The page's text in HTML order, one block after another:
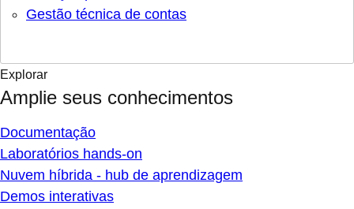
Gestão técnica de contas
Explorar
Amplie seus conhecimentos
Documentação
Laboratórios hands-on
Nuvem híbrida - hub de aprendizagem
Demos interativas